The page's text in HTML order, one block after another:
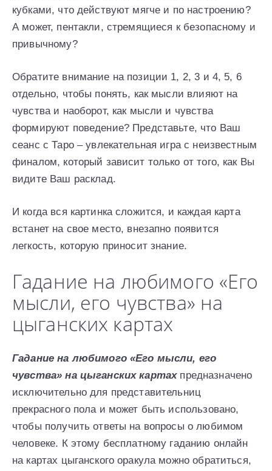
кубками, что действуют мягче и по настроению?
А может, пентакли, стремящиеся к безопасному и
привычному?
Обратите внимание на позиции 1, 2, 3 и 4, 5, 6
отдельно, чтобы понять, как мысли влияют на
чувства и наоборот, как мысли и чувства
формируют поведение? Представьте, что Ваш
сеанс с Таро – увлекательная игра с неизвестным
финалом, который зависит только от того, как Вы
видите Ваш расклад.
И когда вся картинка сложится, и каждая карта
встанет на свое место, внезапно появится
легкость, которую приносит знание.
Гадание на любимого «Его
мысли, его чувства» на
цыганских картах
Гадание на любимого «Его мысли, его
чувства» на цыганских картахпредназначено
исключительно для представительниц
прекрасного пола и может быть использовано,
чтобы получить ответы на вопросы о любимом
человеке. К этому бесплатному гаданию онлайн
на картах цыганского оракула можно обратиться,